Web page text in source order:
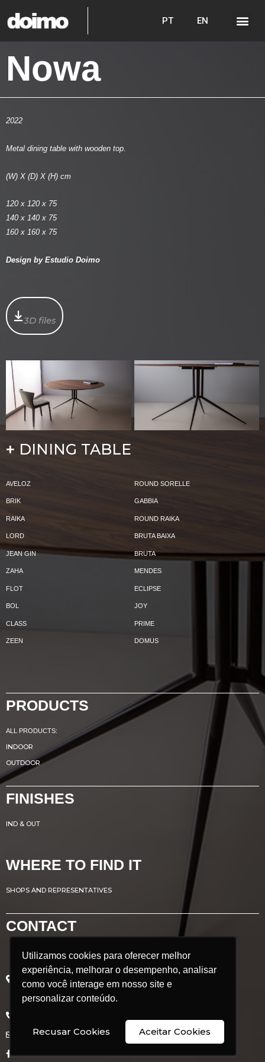
Utilizamos cookies para oferecer melhor
experiência, melhorar o desempenho, analisar
como você interage em nosso site e
personalizar conteúdo.
Recusar Cookies Aceitar Cookies
Utilizamos cookies para oferecer melhor
experiência, melhorar o desempenho, analisar
como você interage em nosso site e
personalizar conteúdo.
Recusar Cookies Aceitar Cookies
PT EN
Nowa
2022
Metal dining table with wooden top.
(W) X (D) X (H) cm
120 x 120 x 75
140 x 140 x 75
160 x 160 x 75
Design by Estudio Doimo
3D files
+ DINING TABLE
AVELOZ ROUND SORELLE
BRIK GABBIA
RAIKA ROUND RAIKA
LORD BRUTA BAIXA
JEAN GIN BRUTA
ZAHA MENDES
FLOT ECLIPSE
BOL JOY
CLASS PRIME
ZEEN DOMUS
PRODUCTS
ALL PRODUCTS:
INDOOR
OUTDOOR
FINISHES
IND & OUT
WHERE TO FIND IT
SHOPS AND REPRESENTATIVES
CONTACT
Avenida Renato Azeredo, 435
Ribeirão das Neves - MG
Brazil
POSTCODE: 33.880.302
comercial@doimobrasil.com.br